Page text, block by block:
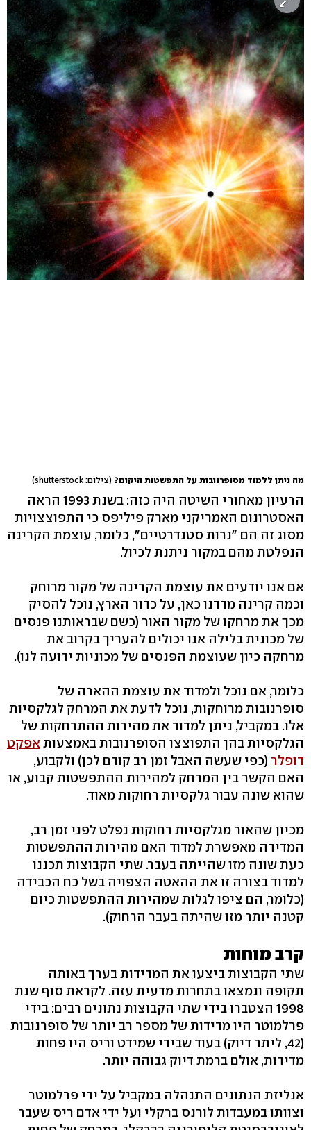
מה ניתן ללמוד מסופרנובות על התפשטות היקום? (צילום: shutterstock)
הרעיון מאחורי השיטה היה כזה: בשנת 1993 הראה
האסטרונום האמריקני מארק פיליפס כי התפוצצויות
מסוג זה הם "נרות סטנדרטיים", כלומר, עוצמת הקרינה
הנפלטת מהם במקור ניתנת לכיול.
אם אנו יודעים את עוצמת הקרינה של מקור מרוחק
וכמה קרינה מדדנו כאן, על כדור הארץ, נוכל להסיק
מכך את מרחקו של מקור האור (כשם שבראותנו פנסים
של מכונית בלילה אנו יכולים להעריך בקרוב את
מרחקה כיון שעוצמת הפנסים של מכוניות ידועה לנו).
כלומר, אם נוכל ולמדוד את עוצמת ההארה של
סופרנובות מרוחקות, נוכל לדעת את המרחק לגלקסיות
אלו. במקביל, ניתן למדוד את מהירות ההתרחקות של
הגלקסיות בהן התפוצצו הסופרנובות באמצעותאפקט
דופלר (כפי שעשה האבל זמן רב קודם לכן) ולקבוע,
האם הקשר בין המרחק למהירות ההתפשטות קבוע, או
שהוא שונה עבור גלקסיות רחוקות מאוד.
מכיון שהאור מגלקסיות רחוקות נפלט לפני זמן רב,
המדידה מאפשרת למדוד האם מהירות ההתפשטות
כעת שונה מזו שהייתה בעבר. שתי הקבוצות תכננו
למדוד בצורה זו את ההאטה הצפויה בשל כח הכבידה
(כלומר, הם ציפו לגלות שמהירות ההתפשטות כיום
קטנה יותר מזו שהיתה בעבר הרחוק).
קרב מוחות
שתי הקבוצות ביצעו את המדידות בערך באותה
תקופה ונמצאו בתחרות מדעית עזה. לקראת סוף שנת
1998 הצטברו בידי שתי הקבוצות נתונים רבים: בידי
פרלמוטר היו מדידות של מספר רב יותר של סופרנובות
(42, ליתר דיוק) בעוד שבידי שמידט וריס היו פחות
מדידות, אולם ברמת דיוק גבוהה יותר.
אנליזת הנתונים התנהלה במקביל על ידי פרלמוטר
וצוותו במעבדות לורנס ברקלי ועל ידי אדם ריס שעבר